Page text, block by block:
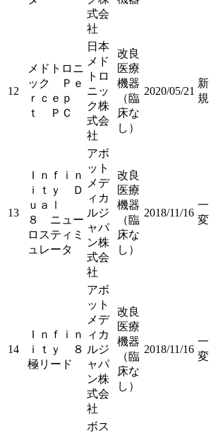
式会
社
12
メドトロニ
ック Ｐｅ
ｒｃｅｐ
ｔ ＰＣ
日本
メド
トロ
ニッ
ク株
式会
社
改良
医療
機器
（臨
床な
し）
2020/05/21
新
規
13
Ｉｎｆｉｎ
ｉｔｙ Ｄ
ｕａｌ
８ ニュー
ロスティミ
ュレータ
アボ
ット
メデ
ィカ
ルジ
ャパ
ン株
式会
社
改良
医療
機器
（臨
床な
し）
2018/11/16
一
変
14
Ｉｎｆｉｎ
ｉｔｙ ８
極リード
アボ
ット
メデ
ィカ
ルジ
ャパ
ン株
式会
社
改良
医療
機器
（臨
床な
し）
2018/11/16
一
変
ボス